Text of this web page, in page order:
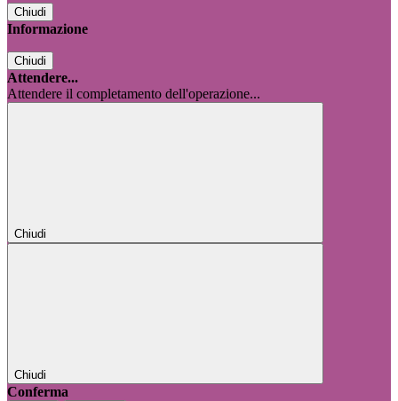
Chiudi
Informazione
Chiudi
Attendere...
Attendere il completamento dell'operazione...
Chiudi
Chiudi
Conferma